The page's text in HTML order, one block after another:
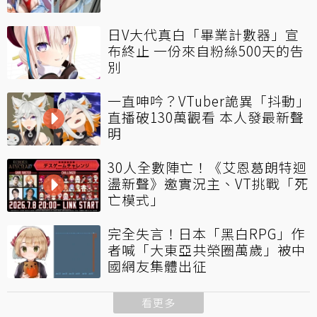
日V大代真白「畢業計數器」宣
布終止 一份來自粉絲500天的告
別
一直呻吟？VTuber詭異「抖動」
直播破130萬觀看 本人發最新聲
明
30人全數陣亡！《艾恩葛朗特迴
盪新聲》邀實況主、VT挑戰「死
亡模式」
完全失言！日本「黑白RPG」作
者喊「大東亞共榮圈萬歲」被中
國網友集體出征
看更多